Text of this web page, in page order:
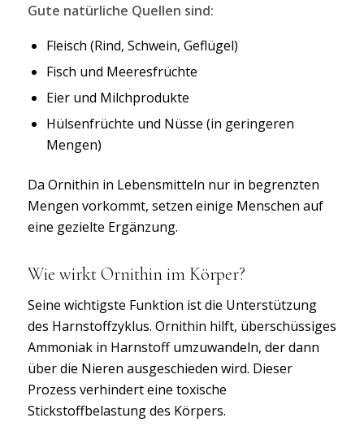
Gute natürliche Quellen sind:
Fleisch (Rind, Schwein, Geflügel)
Fisch und Meeresfrüchte
Eier und Milchprodukte
Hülsenfrüchte und Nüsse (in geringeren
Mengen)
Da Ornithin in Lebensmitteln nur in begrenzten
Mengen vorkommt, setzen einige Menschen auf
eine gezielte Ergänzung.
Wie wirkt Ornithin im Körper?
Seine wichtigste Funktion ist die Unterstützung
des Harnstoffzyklus. Ornithin hilft, überschüssiges
Ammoniak in Harnstoff umzuwandeln, der dann
über die Nieren ausgeschieden wird. Dieser
Prozess verhindert eine toxische
Stickstoffbelastung des Körpers.